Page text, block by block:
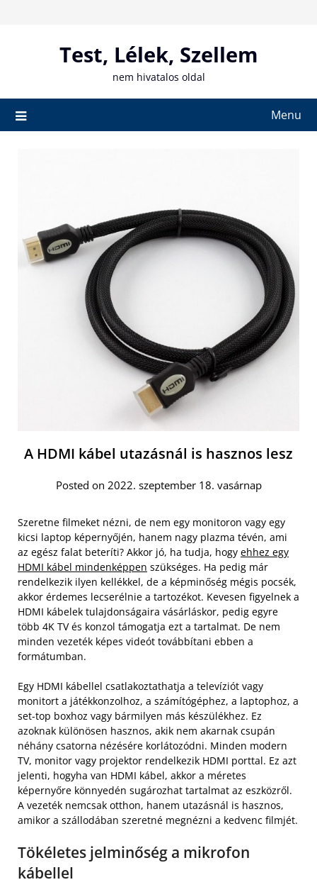
Test, Lélek, Szellem
nem hivatalos oldal
Menu
A HDMI kábel utazásnál is hasznos lesz
Posted on 2022. szeptember 18. vasárnap
Szeretne filmeket nézni, de nem egy monitoron vagy egy
kicsi laptop képernyőjén, hanem nagy plazma tévén, ami
az egész falat beteríti? Akkor jó, ha tudja, hogy ehhez egy
HDMI kábel mindenképpen szükséges. Ha pedig már
rendelkezik ilyen kellékkel, de a képminőség mégis pocsék,
akkor érdemes lecserélnie a tartozékot. Kevesen figyelnek a
HDMI kábelek tulajdonságaira vásárláskor, pedig egyre
több 4K TV és konzol támogatja ezt a tartalmat. De nem
minden vezeték képes videót továbbítani ebben a
formátumban.
Egy HDMI kábellel csatlakoztathatja a televíziót vagy
monitort a játékkonzolhoz, a számítógéphez, a laptophoz, a
set-top boxhoz vagy bármilyen más készülékhez. Ez
azoknak különösen hasznos, akik nem akarnak csupán
néhány csatorna nézésére korlátozódni. Minden modern
TV, monitor vagy projektor rendelkezik HDMI porttal. Ez azt
jelenti, hogyha van HDMI kábel, akkor a méretes
képernyőre könnyedén sugározhat tartalmat az eszközről.
A vezeték nemcsak otthon, hanem utazásnál is hasznos,
amikor a szállodában szeretné megnézni a kedvenc filmjét.
Tökéletes jelminőség a mikrofon
kábellel